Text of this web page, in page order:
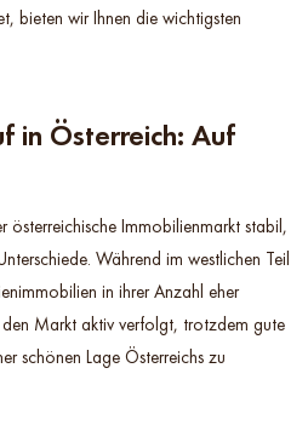
bieten wir Ihnen die wichtigsten
in Österreich: Auf
österreichische Immobilienmarkt stabil,
Während im westlichen Teil
in ihrer Anzahl eher
Markt aktiv verfolgt, trotzdem gute
schönen Lage Österreichs zu